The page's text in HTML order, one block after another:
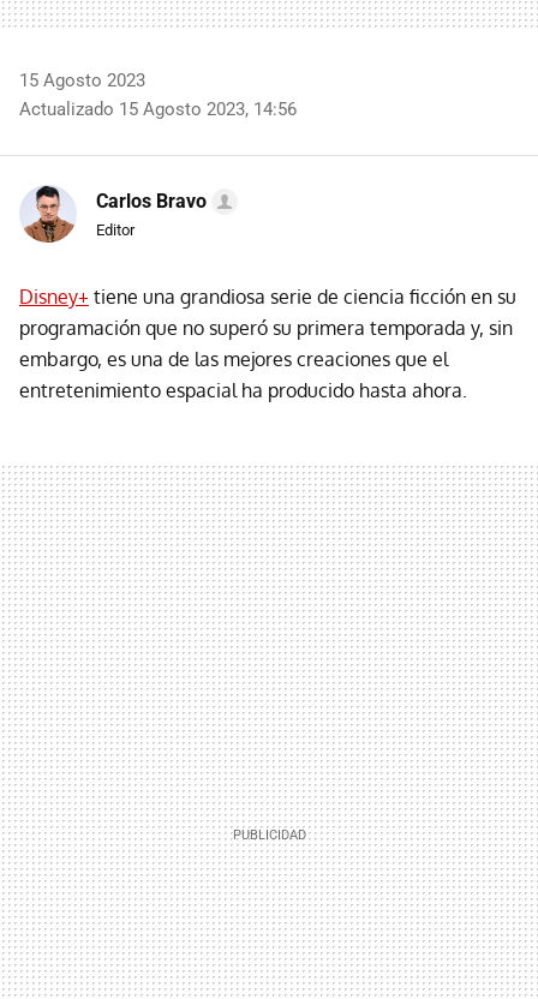
15 Agosto 2023
Actualizado 15 Agosto 2023, 14:56
Carlos Bravo
Editor
Disney+ tiene una grandiosa serie de ciencia ficción en su
programación que no superó su primera temporada y, sin
embargo, es una de las mejores creaciones que el
entretenimiento espacial ha producido hasta ahora.